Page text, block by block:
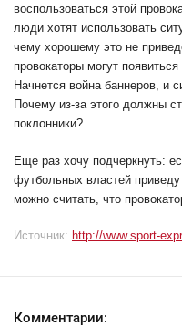
воспользоваться этой
люди хотят использовать
чему хорошему это не
провокаторы могут
Начнется война баннеров, и
Почему из-за этого должны
поклонники?
Еще раз хочу подчеркнуть:
футбольных властей
можно считать, что
Источник: http://www.sport-
Комментарии: